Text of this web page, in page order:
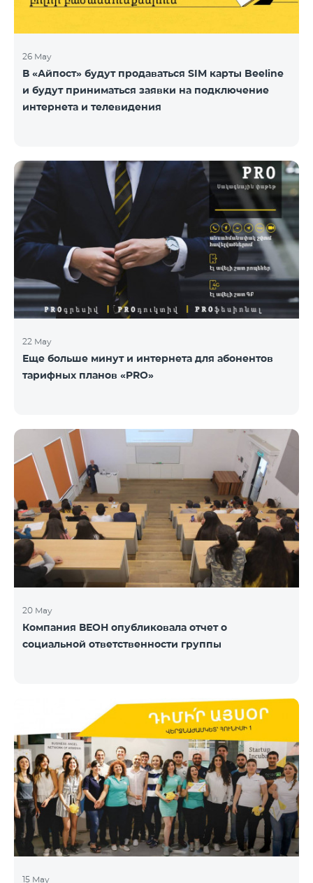
26 May
В «Айпост» будут продаваться SIM карты Beeline
и будут приниматься заявки на подключение
интернета и телевидения
22 May
Еще больше минут и интернета для абонентов
тарифных планов «PRO»
20 May
Компания ВЕОН опубликовала отчет о
социальной ответственности группы
15 May